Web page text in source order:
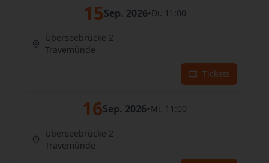
15Sep. 2026•Di. 11:00
Überseebrücke 2
Travemünde
Tickets
16Sep. 2026•Mi. 11:00
Überseebrücke 2
Travemünde